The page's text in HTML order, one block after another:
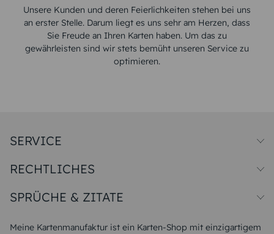
Unsere Kunden und deren Feierlichkeiten stehen bei uns
an erster Stelle. Darum liegt es uns sehr am Herzen, dass
Sie Freude an Ihren Karten haben. Um das zu
gewährleisten sind wir stets bemüht unseren Service zu
optimieren.
Meine Kartenmanufaktur ist ein Karten-Shop mit einzigartigem
SERVICE
Papiersorten
Unsere Produktion
Magazin
FAQ
RECHTLICHES
Widerrufsbelehrung
SPRÜCHE & ZITATE
Liebeskummer Sprüche